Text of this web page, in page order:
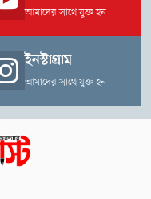
আমাদের সাথে যুক্ত হন
ইনস্টাগ্রাম
আমাদের সাথে যুক্ত হন